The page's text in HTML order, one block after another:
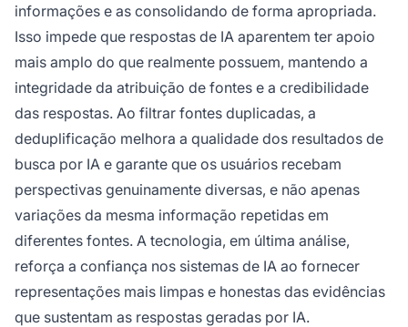
informações e as consolidando de forma apropriada.
Isso impede que respostas de IA aparentem ter apoio
mais amplo do que realmente possuem, mantendo a
integridade da atribuição de fontes e a credibilidade
das respostas. Ao filtrar fontes duplicadas, a
deduplificação melhora a qualidade dos resultados de
busca por IA e garante que os usuários recebam
perspectivas genuinamente diversas, e não apenas
variações da mesma informação repetidas em
diferentes fontes. A tecnologia, em última análise,
reforça a confiança nos sistemas de IA ao fornecer
representações mais limpas e honestas das evidências
que sustentam as respostas geradas por IA.